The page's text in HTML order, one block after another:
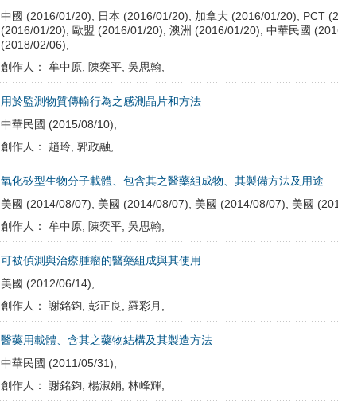
中國 (2016/01/20), 日本 (2016/01/20), 加拿大 (2016/01/20), PCT
(2016/01/20), 歐盟 (2016/01/20), 澳洲 (2016/01/20), 中華民國
(2018/02/06),
創作人： 牟中原, 陳奕平, 吳思翰,
用於監測物質傳輸行為之感測晶片和方法
中華民國 (2015/08/10),
創作人： 趙玲, 郭政融,
氧化矽型生物分子載體、包含其之醫藥組成物、其製備方法及用途
美國 (2014/08/07), 美國 (2014/08/07), 美國 (2014/08/07), 美國
創作人： 牟中原, 陳奕平, 吳思翰,
可被偵測與治療腫瘤的醫藥組成與其使用
美國 (2012/06/14),
創作人： 謝銘鈞, 彭正良, 羅彩月,
醫藥用載體、含其之藥物結構及其製造方法
中華民國 (2011/05/31),
創作人： 謝銘鈞, 楊淑娟, 林峰輝,